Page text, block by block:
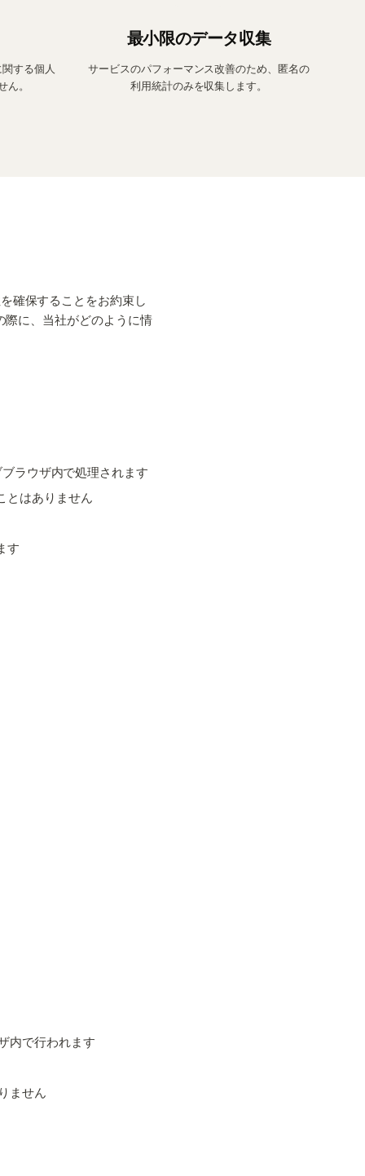
する個人
。
最小限のデータ収集
サービスのパフォーマンス改善のため、匿名の
利用統計のみを収集します。
確保することをお約束し
際に、当社がどのように情
ラウザ内で処理されます
とはありません
す
内で行われます
ません